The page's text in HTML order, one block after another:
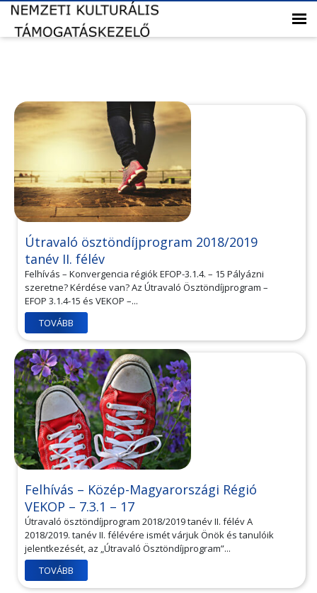
Útravaló ösztöndíjprogram 2018/2019
tanév II. félév
Felhívás – Konvergencia régiók EFOP-3.1.4. – 15 Pályázni
szeretne? Kérdése van? Az Útravaló Ösztöndíjprogram –
EFOP 3.1.4-15 és VEKOP –...
TOVÁBB
Felhívás – Közép-Magyarországi Régió
VEKOP – 7.3.1 – 17
Útravaló ösztöndíjprogram 2018/2019 tanév II. félév A
2018/2019. tanév II. félévére ismét várjuk Önök és tanulóik
jelentkezését, az „Útravaló Ösztöndíjprogram”...
TOVÁBB